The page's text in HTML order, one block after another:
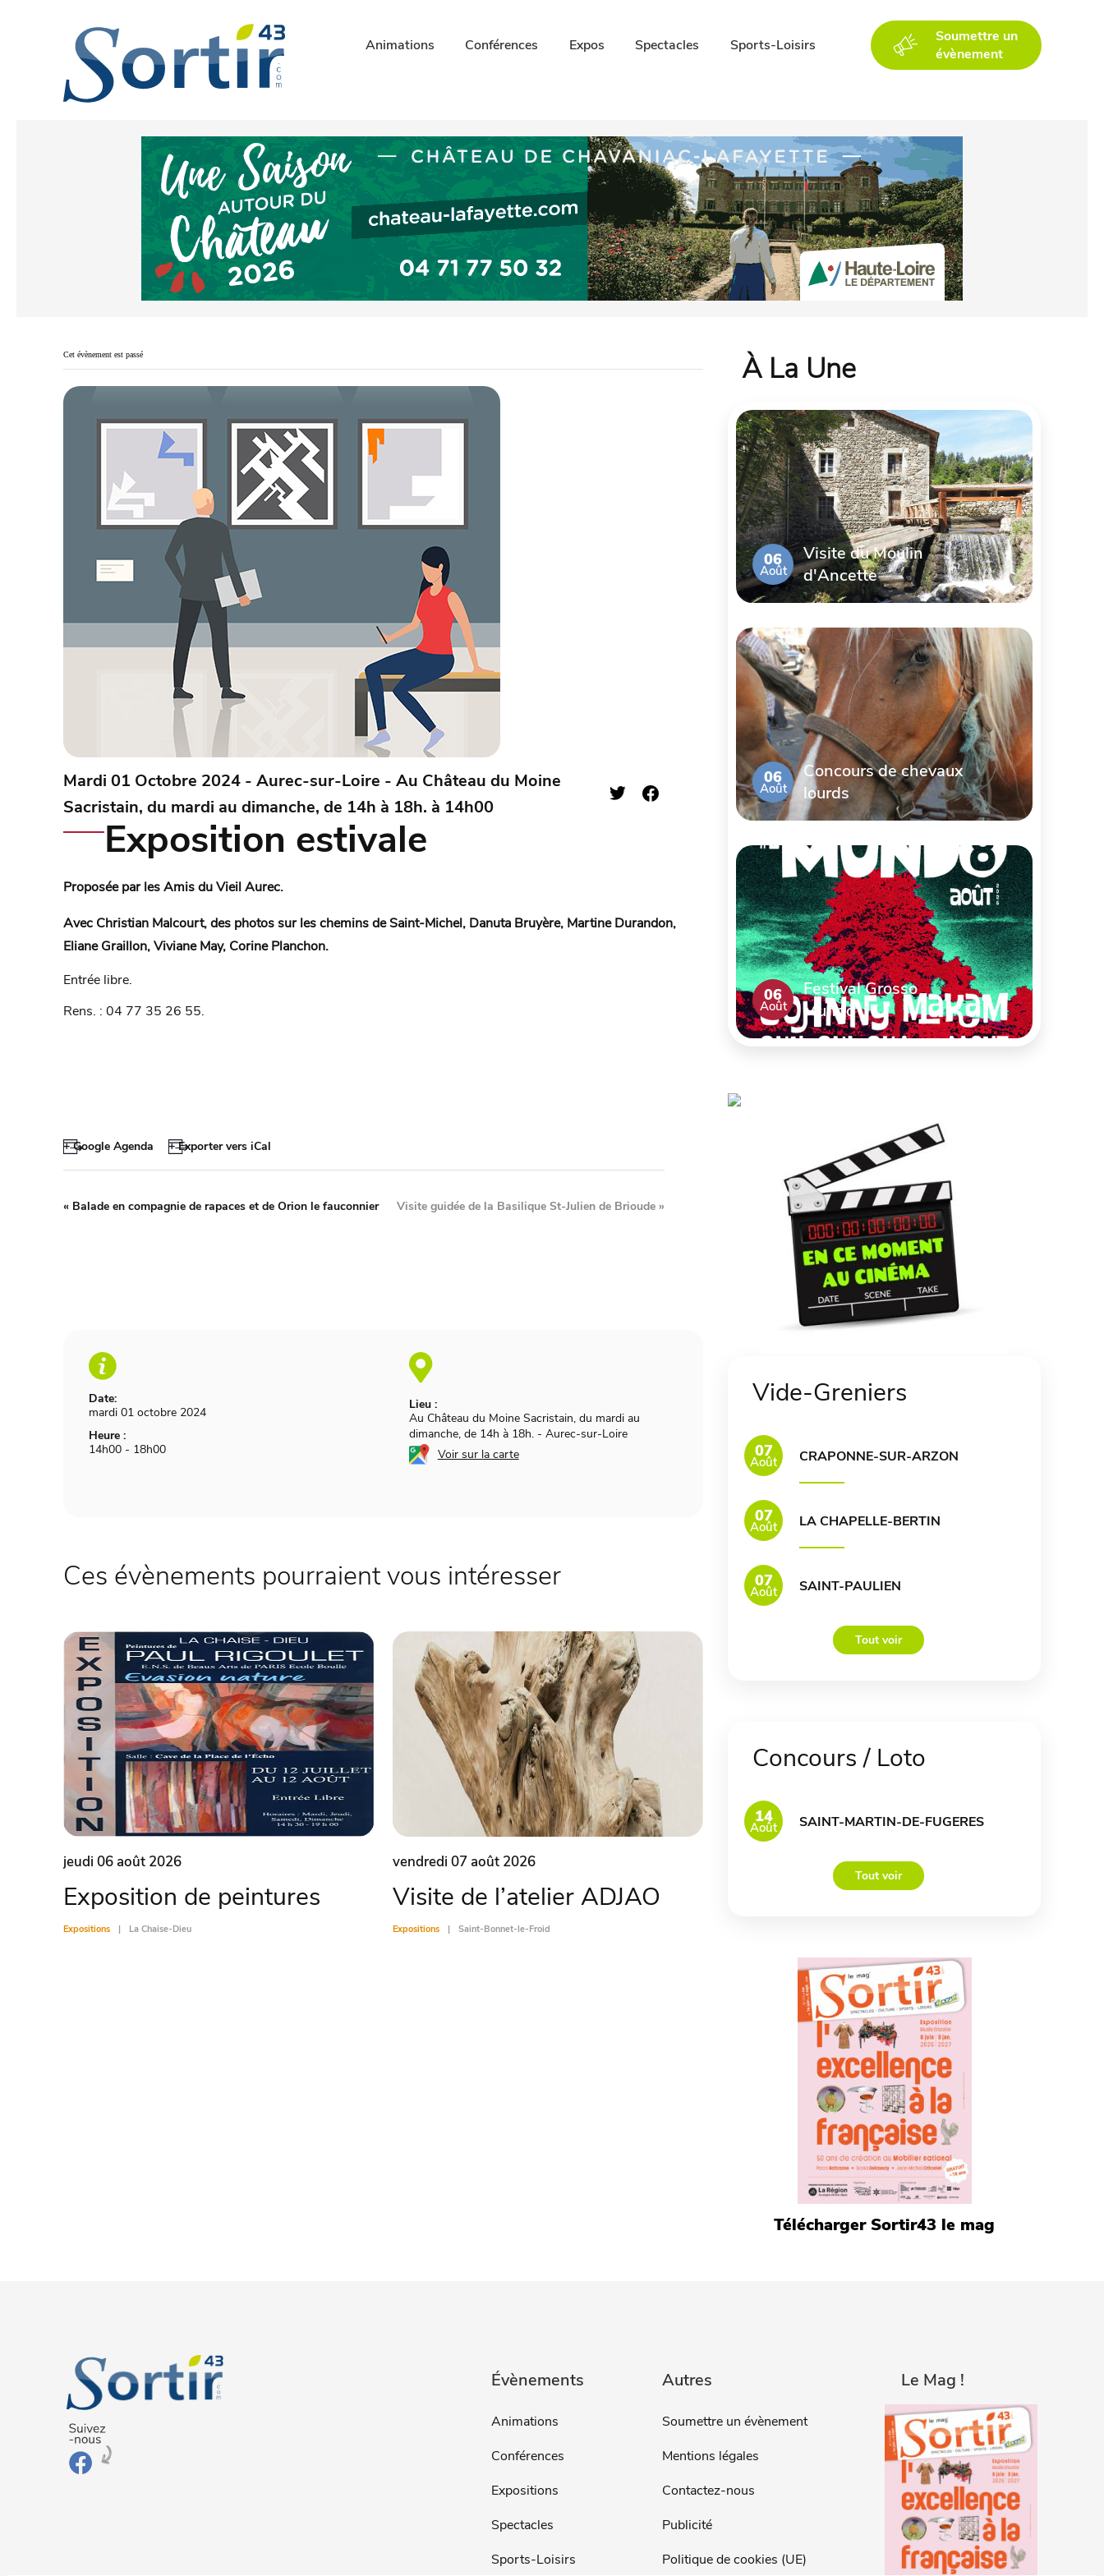
Animations Conférences Expos Spectacles Sports-Loisirs
Soumettre un
évènement
Cet évènement est passé
Mardi 01 Octobre 2024 - Aurec-sur-Loire - Au Château du Moine
Sacristain, du mardi au dimanche, de 14h à 18h. à 14h00
Exposition estivale
Proposée par les Amis du Vieil Aurec.
Avec Christian Malcourt, des photos sur les chemins de Saint-Michel, Danuta Bruyère, Martine Durandon,
Eliane Graillon, Viviane May, Corine Planchon.
Entrée libre.
Rens. : 04 77 35 26 55.
+ Google Agenda + Exporter vers iCal
Date:
mardi 01 octobre 2024
Heure :
14h00 - 18h00
Lieu :
Au Château du Moine Sacristain, du mardi au
dimanche, de 14h à 18h. - Aurec-sur-Loire
Voir sur la carte
« Balade en compagnie de rapaces et de Orion le fauconnier Visite guidée de la Basilique St-Julien de Brioude »
Ces évènements pourraient vous intéresser
jeudi 06 août 2026
Exposition de peintures
Expositions La Chaise-Dieu
vendredi 07 août 2026
Visite de l’atelier ADJAO
Expositions Saint-Bonnet-le-Froid
À La Une
06
Août
Visite du Moulin
d'Ancette
06
Août
Concours de chevaux
lourds
06
Août
Festival Grosso
Mundo
Vide-Greniers
07
Août CRAPONNE-SUR-ARZON
07
Août LA CHAPELLE-BERTIN
07
Août SAINT-PAULIEN
Tout voir
Concours / Loto
14
Août SAINT-MARTIN-DE-FUGERES
Tout voir
Télécharger Sortir43 le mag
Évènements
Animations
Conférences
Expositions
Spectacles
Sports-Loisirs
Autres
Soumettre un évènement
Mentions légales
Contactez-nous
Publicité
Politique de cookies (UE)
Le Mag !